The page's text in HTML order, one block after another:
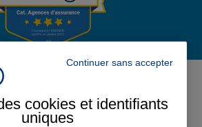
de la vie
l'agence Agence
LESTREM
0
sur une période de 6 mois
Continuer sans accepter
cookies et identifiants
uniques